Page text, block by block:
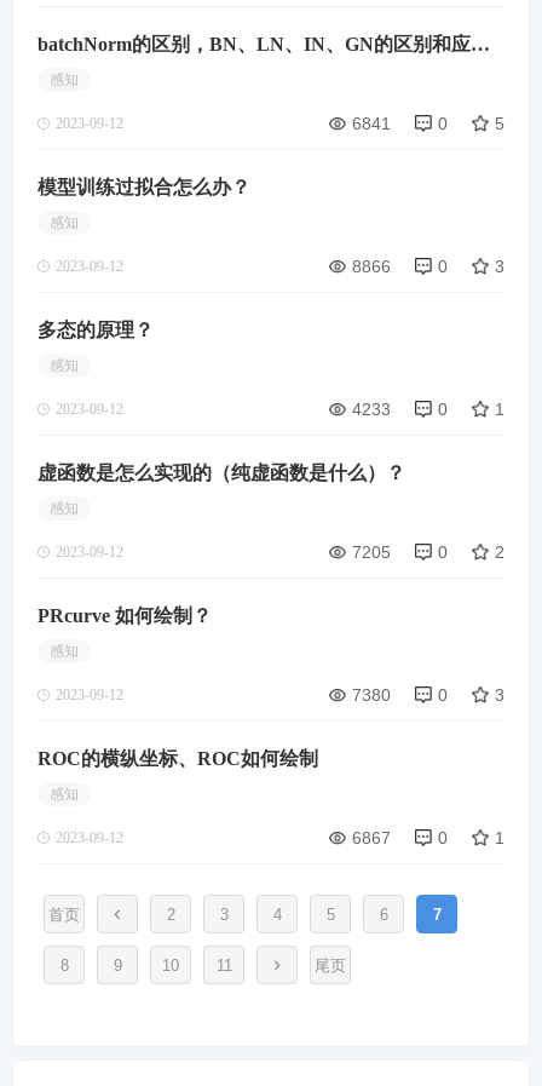
batchNorm的区别，BN、LN、IN、GN的区别和应用
场景？
感知
2023-09-12 6841 0 5
模型训练过拟合怎么办？
感知
2023-09-12 8866 0 3
多态的原理？
感知
2023-09-12 4233 0 1
虚函数是怎么实现的（纯虚函数是什么）？
感知
2023-09-12 7205 0 2
PRcurve 如何绘制？
感知
2023-09-12 7380 0 3
ROC的横纵坐标、ROC如何绘制
感知
2023-09-12 6867 0 1
首页 2 3 4 5 6 7
8 9 10 11 尾页